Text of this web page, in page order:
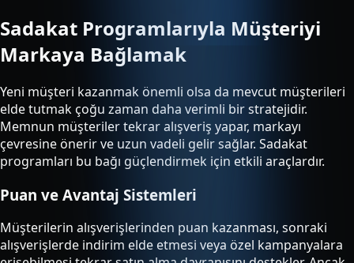
Sadakat Programlarıyla Müşteriyi
Markaya Bağlamak
Yeni müşteri kazanmak önemli olsa da mevcut müşterileri
elde tutmak çoğu zaman daha verimli bir stratejidir.
Memnun müşteriler tekrar alışveriş yapar, markayı
çevresine önerir ve uzun vadeli gelir sağlar. Sadakat
programları bu bağı güçlendirmek için etkili araçlardır.
Puan ve Avantaj Sistemleri
Müşterilerin alışverişlerinden puan kazanması, sonraki
alışverişlerde indirim elde etmesi veya özel kampanyalara